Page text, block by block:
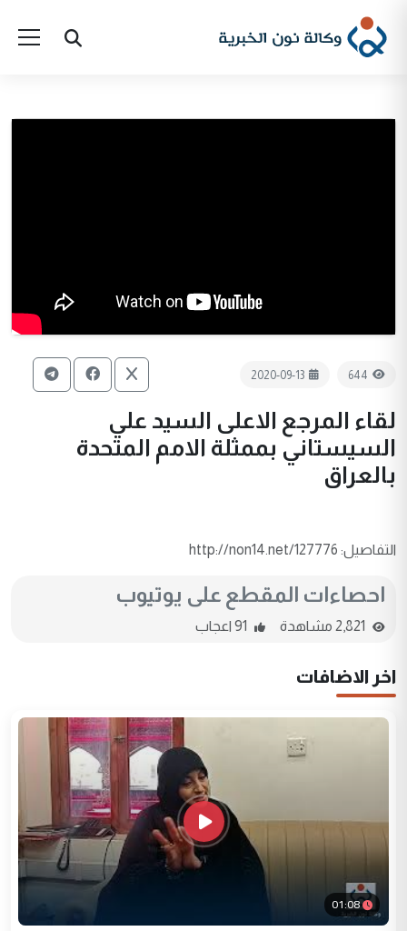
644
2020-09-13
لقاء المرجع الاعلى السيد علي
السيستاني بممثلة الامم المتحدة
بالعراق
التفاصيل: http://non14.net/127776
احصاءات المقطع على يوتيوب
اخر الاضافات
01:08